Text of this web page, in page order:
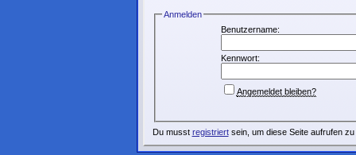
Anmelden
Benutzername:
Kennwort:
Angemeldet bleiben?
Du musst registriertsein, um diese Seite aufrufen zu